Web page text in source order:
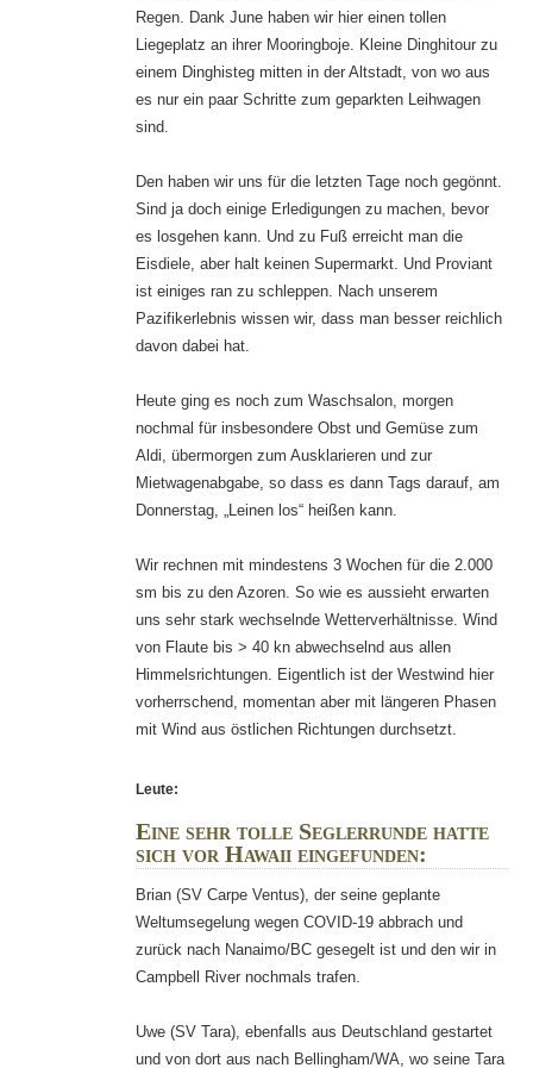
Regen. Dank June haben wir hier einen tollen
Liegeplatz an ihrer Mooringboje. Kleine Dinghitour zu
einem Dinghisteg mitten in der Altstadt, von wo aus
es nur ein paar Schritte zum geparkten Leihwagen
sind.
Den haben wir uns für die letzten Tage noch gegönnt.
Sind ja doch einige Erledigungen zu machen, bevor
es losgehen kann. Und zu Fuß erreicht man die
Eisdiele, aber halt keinen Supermarkt. Und Proviant
ist einiges ran zu schleppen. Nach unserem
Pazifikerlebnis wissen wir, dass man besser reichlich
davon dabei hat.
Heute ging es noch zum Waschsalon, morgen
nochmal für insbesondere Obst und Gemüse zum
Aldi, übermorgen zum Ausklarieren und zur
Mietwagenabgabe, so dass es dann Tags darauf, am
Donnerstag, „Leinen los“ heißen kann.
Wir rechnen mit mindestens 3 Wochen für die 2.000
sm bis zu den Azoren. So wie es aussieht erwarten
uns sehr stark wechselnde Wetterverhältnisse. Wind
von Flaute bis > 40 kn abwechselnd aus allen
Himmelsrichtungen. Eigentlich ist der Westwind hier
vorherrschend, momentan aber mit längeren Phasen
mit Wind aus östlichen Richtungen durchsetzt.
Leute:
Eine sehr tolle Seglerrunde hatte
sich vor Hawaii eingefunden:
Brian (SV Carpe Ventus), der seine geplante
Weltumsegelung wegen COVID-19 abbrach und
zurück nach Nanaimo/BC gesegelt ist und den wir in
Campbell River nochmals trafen.
Uwe (SV Tara), ebenfalls aus Deutschland gestartet
und von dort aus nach Bellingham/WA, wo seine Tara